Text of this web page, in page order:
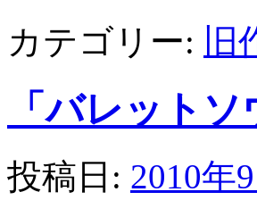
カテゴリー:
旧
「バレット
投稿日: 2010年